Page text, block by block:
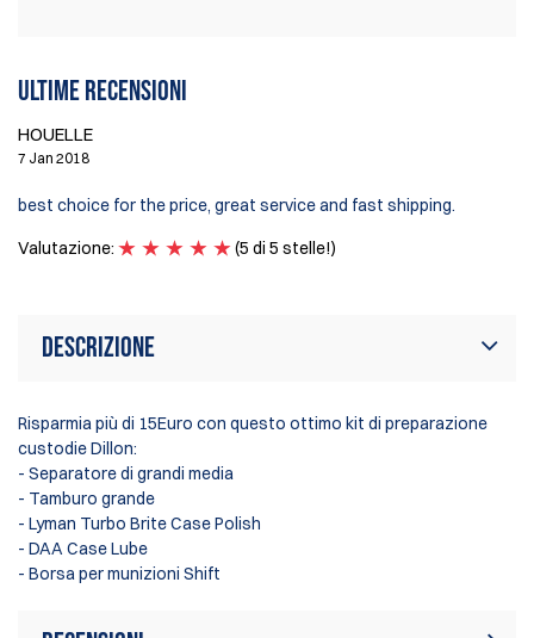
Ultime recensioni
HOUELLE
7 Jan 2018
best choice for the price, great service and fast shipping.
Valutazione:
(5 di 5 stelle!)
Descrizione
Risparmia più di 15Euro con questo ottimo kit di preparazione
custodie Dillon:
- Separatore di grandi media
- Tamburo grande
- Lyman Turbo Brite Case Polish
- DAA Case Lube
- Borsa per munizioni Shift